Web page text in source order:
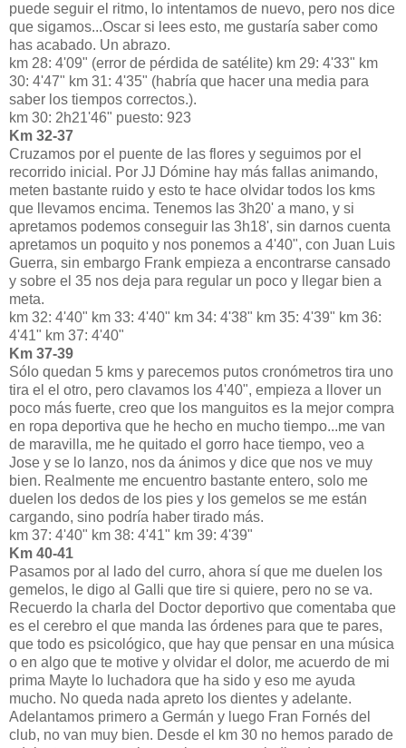
puede seguir el ritmo, lo intentamos de nuevo, pero nos dice
que sigamos...Oscar si lees esto, me gustaría saber como
has acabado. Un abrazo.
km 28: 4'09" (error de pérdida de satélite) km 29: 4'33" km
30: 4'47" km 31: 4'35" (habría que hacer una media para
saber los tiempos correctos.).
km 30: 2h21'46" puesto: 923
Km 32-37
Cruzamos por el puente de las flores y seguimos por el
recorrido inicial. Por JJ Dómine hay más fallas animando,
meten bastante ruido y esto te hace olvidar todos los kms
que llevamos encima. Tenemos las 3h20' a mano, y si
apretamos podemos conseguir las 3h18', sin darnos cuenta
apretamos un poquito y nos ponemos a 4'40", con Juan Luis
Guerra, sin embargo Frank empieza a encontrarse cansado
y sobre el 35 nos deja para regular un poco y llegar bien a
meta.
km 32: 4'40" km 33: 4'40" km 34: 4'38" km 35: 4'39" km 36:
4'41" km 37: 4'40"
Km 37-39
Sólo quedan 5 kms y parecemos putos cronómetros tira uno
tira el el otro, pero clavamos los 4'40", empieza a llover un
poco más fuerte, creo que los manguitos es la mejor compra
en ropa deportiva que he hecho en mucho tiempo...me van
de maravilla, me he quitado el gorro hace tiempo, veo a
Jose y se lo lanzo, nos da ánimos y dice que nos ve muy
bien. Realmente me encuentro bastante entero, solo me
duelen los dedos de los pies y los gemelos se me están
cargando, sino podría haber tirado más.
km 37: 4'40" km 38: 4'41" km 39: 4'39"
Km 40-41
Pasamos por al lado del curro, ahora sí que me duelen los
gemelos, le digo al Galli que tire si quiere, pero no se va.
Recuerdo la charla del Doctor deportivo que comentaba que
es el cerebro el que manda las órdenes para que te pares,
que todo es psicológico, que hay que pensar en una música
o en algo que te motive y olvidar el dolor, me acuerdo de mi
prima Mayte lo luchadora que ha sido y eso me ayuda
mucho. No queda nada apreto los dientes y adelante.
Adelantamos primero a Germán y luego Fran Fornés del
club, no van muy bien. Desde el km 30 no hemos parado de